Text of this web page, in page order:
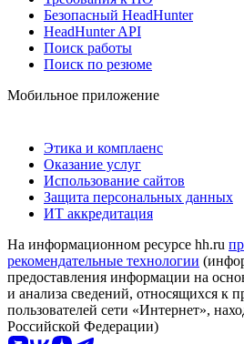
Безопасный HeadHunter
HeadHunter API
Поиск работы
Поиск по резюме
Мобильное приложение
Этика и комплаенс
Оказание услуг
Использование сайтов
Защита персональных данных
ИТ аккредитация
На информационном ресурсе hh.ru
рекомендательные технологии
предоставления информации на
и анализа сведений, относящихся к
пользователей сети «Интернет»,
Российской Федерации)